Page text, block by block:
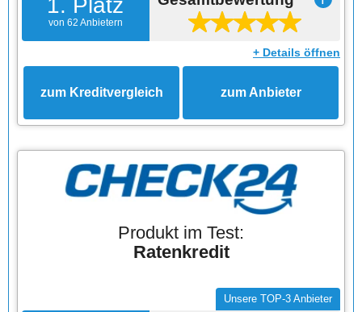
1. Platz
von 62 Anbietern
+ Details öffnen
zum Kreditvergleich zum Anbieter
Produkt im Test:
Ratenkredit
Unsere TOP-3 Anbieter